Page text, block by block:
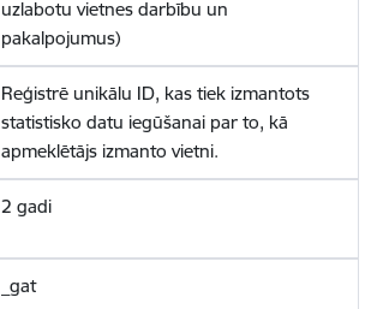
uzlabotu vietnes darbību un
pakalpojumus)
Reģistrē unikālu ID, kas tiek izmantots
statistisko datu iegūšanai par to, kā
apmeklētājs izmanto vietni.
2 gadi
_gat